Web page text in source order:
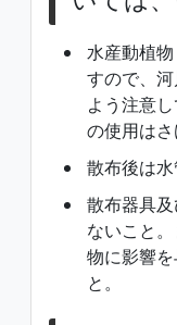
水産動植
すので、
よう注意
の使用はさ
散布後は水
散布器具
ないこと
物に影響
と。